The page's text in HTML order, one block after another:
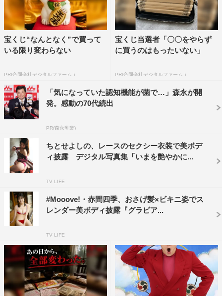
宝くじ“なんとなく”で買って
いる限り変わらない
PR(合同会社デジタルファーム )
宝くじ当選者「〇〇をやらず
に買うのはもったいない」
PR(合同会社デジタルファーム )
「気になっていた認知機能が菌で…」森永が開
発。感動の70代続出
PR(森永乳業)
ちとせよしの、レースのセクシー衣装で美ボデ
ィ披露 デジタル写真集「いまを艶やかに...
TV LIFE
#Mooove!・赤間四季、おさげ髪×ビキニ姿でス
レンダー美ボディ披露『グラビア...
TV LIFE